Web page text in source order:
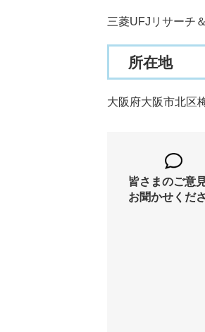
三菱UFJリサーチ
所在地
大阪府大阪市北区
皆さまのご意
お聞かせくだ